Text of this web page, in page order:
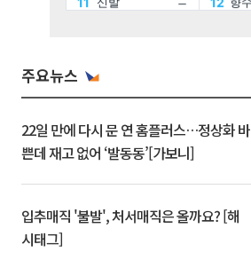
주요뉴스
22일 만에 다시 문 연 홈플러스…정상화 바
쁜데 재고 없어 ‘발동동’[가보니]
입추매직 '불발', 처서매직은 올까요? [해
시태그]